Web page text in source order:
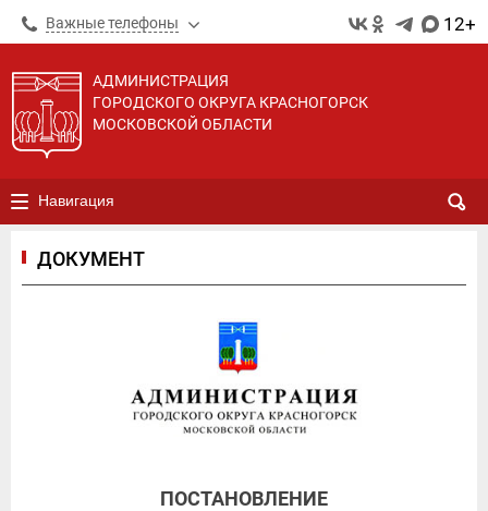
Важные телефоны 12+
АДМИНИСТРАЦИЯ
ГОРОДСКОГО ОКРУГА КРАСНОГОРСК
МОСКОВСКОЙ ОБЛАСТИ
Навигация
ДОКУМЕНТ
ПОСТАНОВЛЕНИЕ